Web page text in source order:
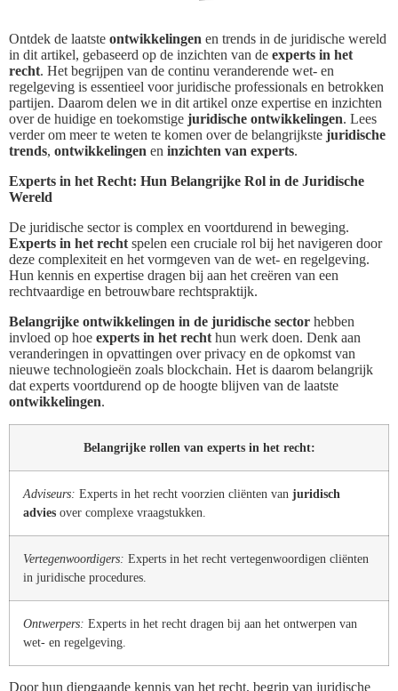
Ontdek de laatste ontwikkelingen en trends in de juridische wereld
in dit artikel, gebaseerd op de inzichten van de experts in het
recht. Het begrijpen van de continu veranderende wet- en
regelgeving is essentieel voor juridische professionals en betrokken
partijen. Daarom delen we in dit artikel onze expertise en inzichten
over de huidige en toekomstige juridische ontwikkelingen. Lees
verder om meer te weten te komen over de belangrijkste juridische
trends, ontwikkelingen en inzichten van experts.
Experts in het Recht: Hun Belangrijke Rol in de Juridische
Wereld
De juridische sector is complex en voortdurend in beweging.
Experts in het recht spelen een cruciale rol bij het navigeren door
deze complexiteit en het vormgeven van de wet- en regelgeving.
Hun kennis en expertise dragen bij aan het creëren van een
rechtvaardige en betrouwbare rechtspraktijk.
Belangrijke ontwikkelingen in de juridische sector hebben
invloed op hoe experts in het recht hun werk doen. Denk aan
veranderingen in opvattingen over privacy en de opkomst van
nieuwe technologieën zoals blockchain. Het is daarom belangrijk
dat experts voortdurend op de hoogte blijven van de laatste
ontwikkelingen.
Belangrijke rollen van experts in het recht:
Adviseurs: Experts in het recht voorzien cliënten van juridisch
advies over complexe vraagstukken.
Vertegenwoordigers: Experts in het recht vertegenwoordigen cliënten
in juridische procedures.
Ontwerpers: Experts in het recht dragen bij aan het ontwerpen van
wet- en regelgeving.
Door hun diepgaande kennis van het recht, begrip van juridische